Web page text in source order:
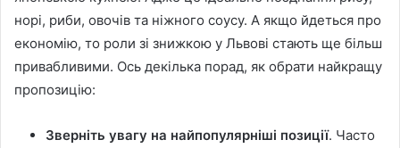
норі, риби, овочів та ніжного соусу. А якщо йдеться про
економію, то роли зі знижкою у Львові стають ще більш
привабливими. Ось декілька порад, як обрати найкращу
пропозицію:
Зверніть увагу на найпопулярніші позиції. Часто